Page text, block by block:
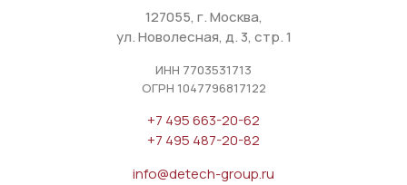
127055, г. Москва,
ул. Новолесная, д. 3, стр. 1
ИНН 7703531713
ОГРН 1047796817122
+7 495 663-20-62
+7 495 487-20-82
info@detech-group.ru